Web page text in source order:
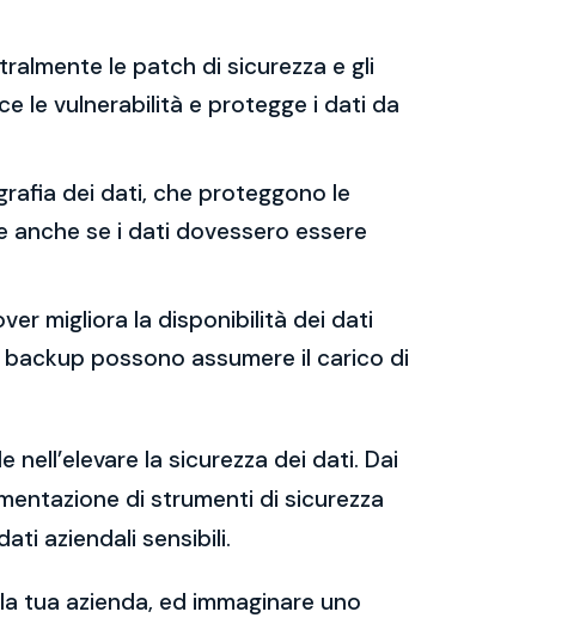
le patch di sicurezza e gli
le vulnerabilità e protegge i dati da
dei dati, che proteggono le
anche se i dati dovessero essere
migliora la disponibilità dei dati
possono assumere il carico di
la sicurezza dei dati. Dai
di strumenti di sicurezza
aziendali sensibili.
tua azienda, ed immaginare uno